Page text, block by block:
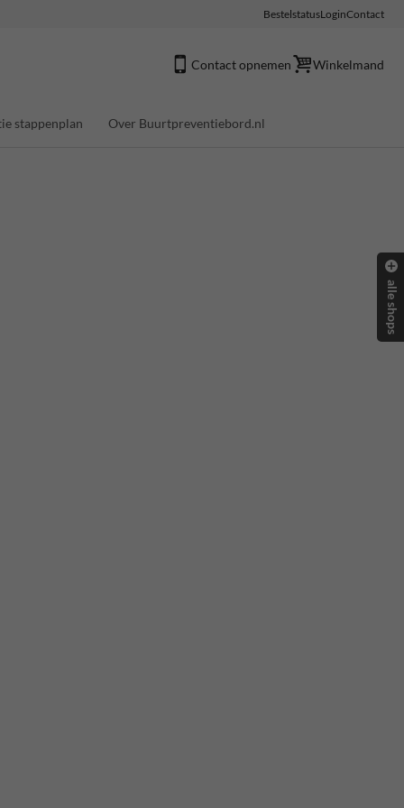
BestelstatusLoginContact
Contact opnemen Winkelmand
stappenplan Over Buurtpreventiebord.nl
alle shops